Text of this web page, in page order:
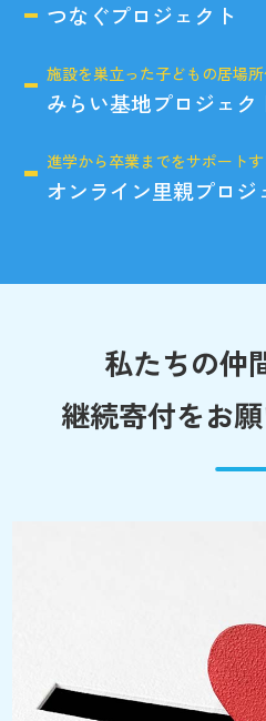
つなぐプロジェクト
施設を巣立った子どもの居場
みらい基地プロジェク
進学から卒業までをサポートす
オンライン里親プロジ
私たちの仲
継続寄付をお